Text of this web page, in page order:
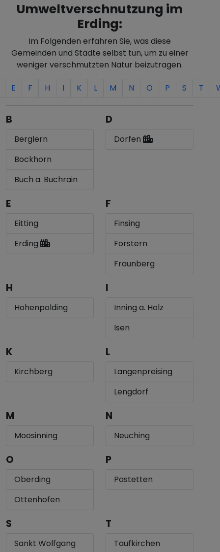
Umweltverschnutzung im
Erding:
Im Folgenden erfahren Sie, was diese
Gemeinden und Städte selbst tun, um zu einer
weniger verschmutzten Natur beizutragen.
E F H I K L M N O P S T
B
Berglern
Bockhorn
Buch a. Buchrain
D
Dorfen
E
Eitting
Erding
F
Finsing
Forstern
Fraunberg
H
Hohenpolding
I
Inning a. Holz
Isen
K
Kirchberg
L
Langenpreising
Lengdorf
M
Moosinning
N
Neuching
O
Oberding
Ottenhofen
P
Pastetten
S
Sankt Wolfgang
T
Taufkirchen